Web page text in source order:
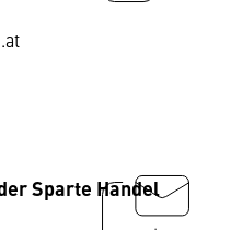
Sparte Handel